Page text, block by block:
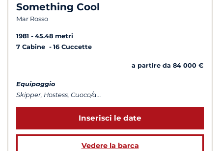
Something Cool
Mar Rosso
1981
45.48 metri
7 Cabine
16 Cuccette
a partire da 84 000 €
Equipaggio
Skipper, Hostess, Cuoco/a...
Inserisci le date
Vedere la barca